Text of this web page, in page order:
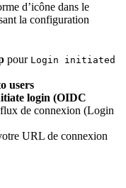
d’icône dans le
la configuration
pour Login initiated
users
login (OIDC
de connexion (Login
URL de connexion